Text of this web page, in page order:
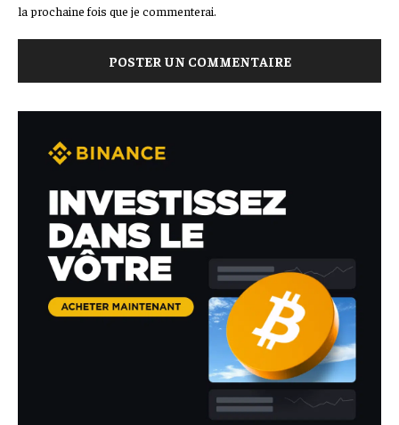
la prochaine fois que je commenterai.